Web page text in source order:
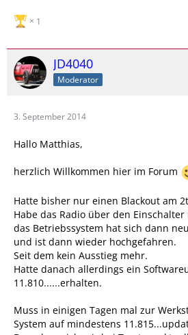
1
JD4040
Moderator
3. September 2014
Hallo Matthias,
herzlich Willkommen hier im Forum
Hatte bisher nur einen Blackout am
Habe das Radio über den
das Betriebssystem hat sich dann
und ist dann wieder hochgefahren.
Seit dem kein Ausstieg mehr.
Hatte danach allerdings ein
11.810......erhalten.
Muss in einigen Tagen mal zur
System auf mindestens